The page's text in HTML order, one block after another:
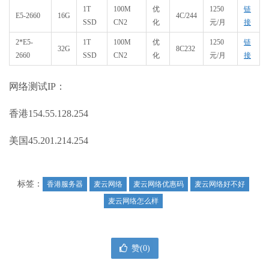
E5-2660 16G
1T
SSD
100M
CN2
优
化
4C/244
1250
元/月
链
接
2*E5-
2660
32G
1T
SSD
100M
CN2
优
化
8C232
1250
元/月
链
接
网络测试IP：
香港154.55.128.254
美国45.201.214.254
标签： 香港服务器 麦云网络 麦云网络优惠码
麦云网络好不好
麦云网络怎么样
赞(0)